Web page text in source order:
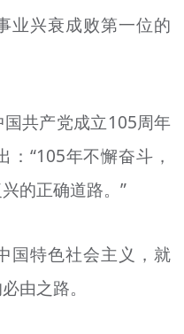
+
业兴衰成败第一位的
共产党成立105周年
“105年不懈奋斗，
的正确道路。”
国特色社会主义，就
由之路。